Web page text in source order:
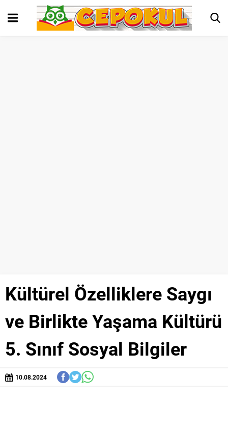
Kültürel Özelliklere Saygı
ve Birlikte Yaşama Kültürü
5. Sınıf Sosyal Bilgiler
10.08.2024